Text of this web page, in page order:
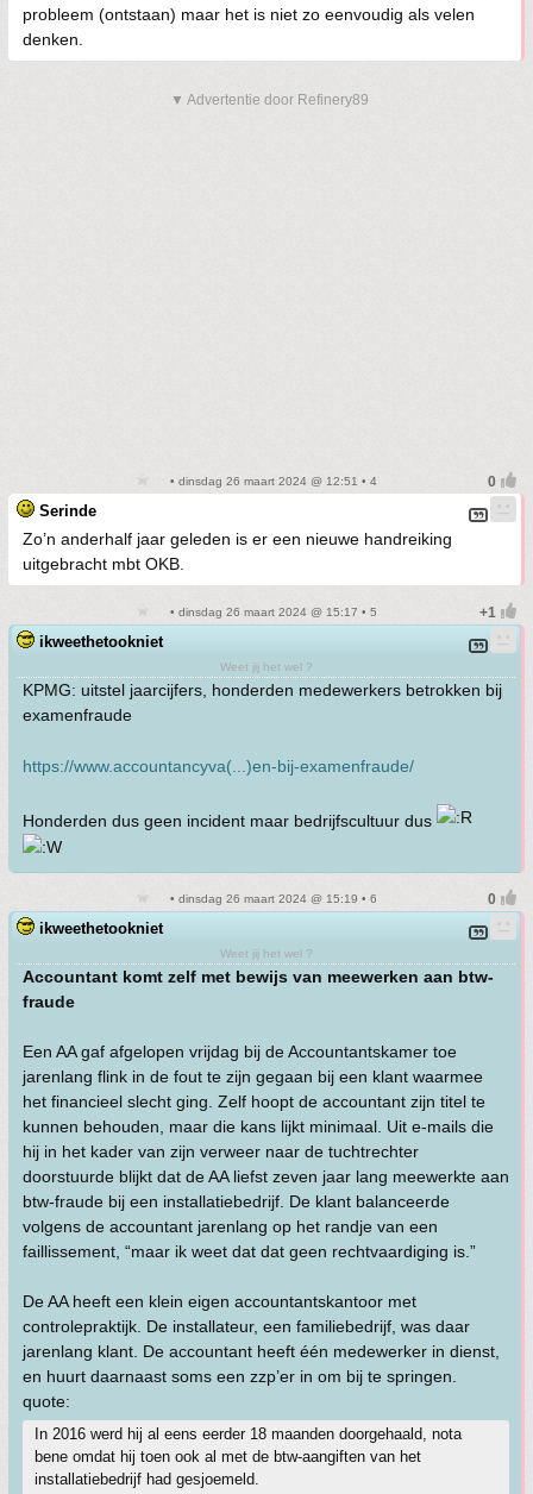
probleem (ontstaan) maar het is niet zo eenvoudig als velen
denken.
▼ Advertentie door Refinery89
• dinsdag 26 maart 2024 @ 12:51 • 4
Serinde
Zo’n anderhalf jaar geleden is er een nieuwe handreiking
uitgebracht mbt OKB.
• dinsdag 26 maart 2024 @ 15:17 • 5
ikweethetookniet
Weet jij het wel ?
KPMG: uitstel jaarcijfers, honderden medewerkers betrokken bij
examenfraude
https://www.accountancyva(...)en-bij-examenfraude/
Honderden dus geen incident maar bedrijfscultuur dus
• dinsdag 26 maart 2024 @ 15:19 • 6
ikweethetookniet
Weet jij het wel ?
Accountant komt zelf met bewijs van meewerken aan btw-
fraude
Een AA gaf afgelopen vrijdag bij de Accountantskamer toe
jarenlang flink in de fout te zijn gegaan bij een klant waarmee
het financieel slecht ging. Zelf hoopt de accountant zijn titel te
kunnen behouden, maar die kans lijkt minimaal. Uit e-mails die
hij in het kader van zijn verweer naar de tuchtrechter
doorstuurde blijkt dat de AA liefst zeven jaar lang meewerkte aan
btw-fraude bij een installatiebedrijf. De klant balanceerde
volgens de accountant jarenlang op het randje van een
faillissement, “maar ik weet dat dat geen rechtvaardiging is.”
De AA heeft een klein eigen accountantskantoor met
controlepraktijk. De installateur, een familiebedrijf, was daar
jarenlang klant. De accountant heeft één medewerker in dienst,
en huurt daarnaast soms een zzp’er in om bij te springen.
quote:
In 2016 werd hij al eens eerder 18 maanden doorgehaald, nota
bene omdat hij toen ook al met de btw-aangiften van het
installatiebedrijf had gesjoemeld.